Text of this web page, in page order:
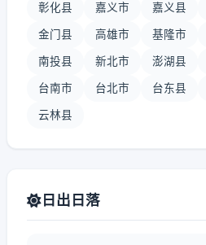
彰化县 嘉义市 嘉义县
金门县 高雄市 基隆市
南投县 新北市 澎湖县
台南市 台北市 台东县
云林县
日出日落